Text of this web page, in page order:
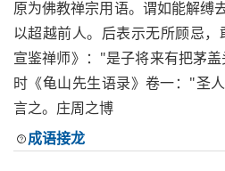
原为佛教禅宗用语。谓如能解缚
以超越前人。后表示无所顾忌，
宣鉴禅师》："是子将来有把茅
时《龟山先生语录》卷一："圣
言之。庄周之博
成语接龙